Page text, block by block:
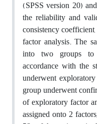
(SPSS version 20)
the reliability and
consistency
factor analysis. The
into two groups to
accordance with the
underwent
group underwent
of exploratory factor
assigned onto 2